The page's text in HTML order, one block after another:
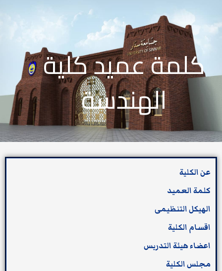
كلمة عميد كلية
الهندسة
عن الكلية
كلمة العميد
الهيكل التنظيمى
اقسام الكلية
اعضاء هيئة التدريس
مجلس الكلية